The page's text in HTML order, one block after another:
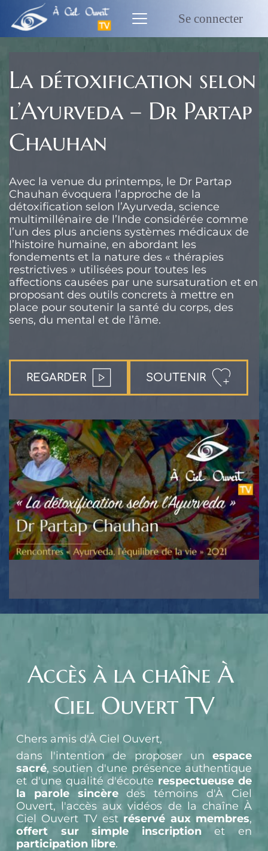
contenu
Se connecter
La détoxification selon
l’Ayurveda – Dr Partap
Chauhan
Avec la venue du printemps, le Dr Partap
Chauhan évoquera l’approche de la
détoxification selon l’Ayurveda, science
multimillénaire de l’Inde considérée comme
l’un des plus anciens systèmes médicaux de
l’histoire humaine, en abordant les
fondements et la nature des « thérapies
restrictives » utilisées pour toutes les
affections causées par une sursaturation et en
proposant des outils concrets à mettre en
place pour soutenir la santé du corps, des
sens, du mental et de l’âme.
REGARDER SOUTENIR
Accès à la chaîne À
Ciel Ouvert TV
Chers amis d'À Ciel Ouvert,
dans l'intention de proposer un espace
sacré, soutien d'une présence authentique
et d'une qualité d'écoute respectueuse de
la parole sincère des témoins d'À Ciel
Ouvert, l'accès aux vidéos de la chaîne À
Ciel Ouvert TV est réservé aux membres
offert sur simple inscription
participation libre.